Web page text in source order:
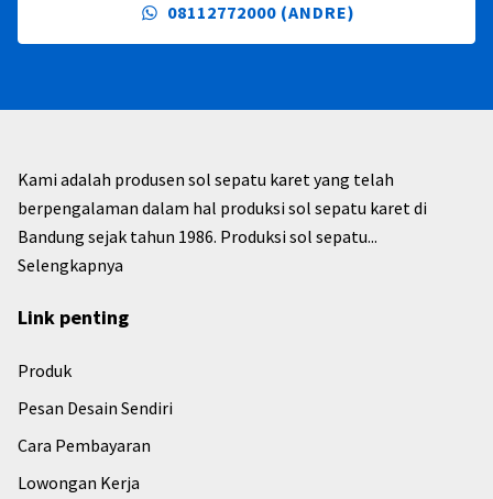
08112772000 (ANDRE)
Kami adalah produsen sol sepatu karet yang telah
berpengalaman dalam hal produksi sol sepatu karet di
Bandung sejak tahun 1986. Produksi sol sepatu...
Selengkapnya
Link penting
Produk
Pesan Desain Sendiri
Cara Pembayaran
Lowongan Kerja